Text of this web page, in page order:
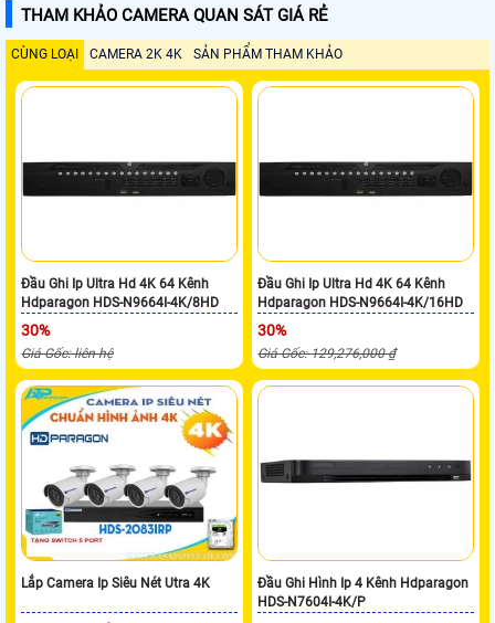
THAM KHẢO CAMERA QUAN SÁT GIÁ RẺ
CÙNG LOẠI CAMERA 2K 4K SẢN PHẨM THAM KHẢO
Đầu Ghi Ip Ultra Hd 4K 64 Kênh
Hdparagon HDS-N9664I-4K/8HD
30%
Giá Gốc: liên hệ
Đầu Ghi Ip Ultra Hd 4K 64 Kênh
Hdparagon HDS-N9664I-4K/16HD
30%
Giá Gốc: 129,276,000 ₫
Lắp Camera Ip Siêu Nét Utra 4K
Đầu Ghi Hình Ip 4 Kênh Hdparagon
HDS-N7604I-4K/P